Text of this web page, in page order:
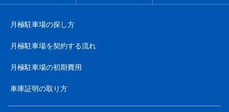
月極駐車場の探し方
月極駐車場を契約する流れ
月極駐車場の初期費用
車庫証明の取り方